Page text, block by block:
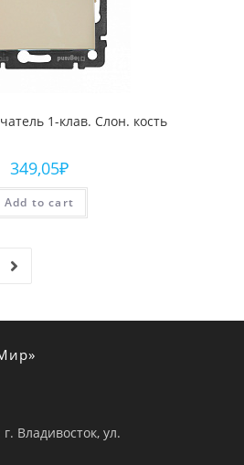
1-клав. Слон. кость
349,05₽
Add to cart
Владивосток, ул.